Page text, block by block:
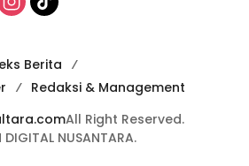
Berita
Redaksi & Management
All Right Reserved.
NUSANTARA.